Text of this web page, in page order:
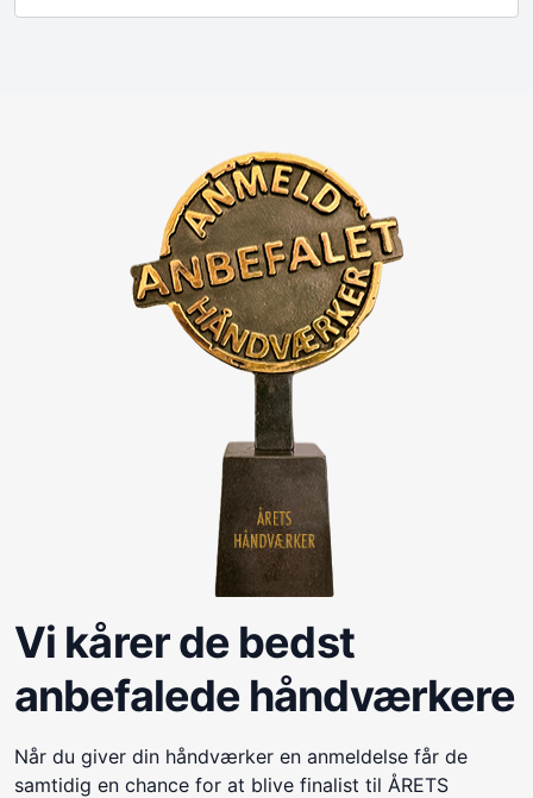
Vi kårer de bedst
anbefalede håndværkere
Når du giver din håndværker en anmeldelse får de
samtidig en chance for at blive finalist til ÅRETS